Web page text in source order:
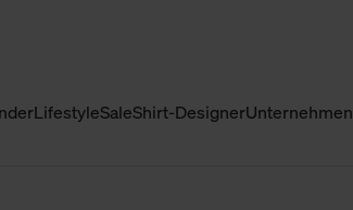
LifestyleSaleShirt-DesignerUnternehmen